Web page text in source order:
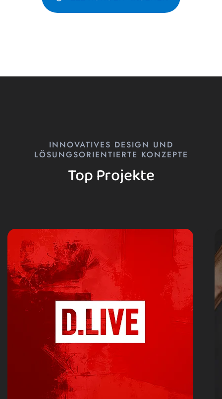
INNOVATIVES DESIGN UND
LÖSUNGSORIENTIERTE KONZEPTE
Top Projekte